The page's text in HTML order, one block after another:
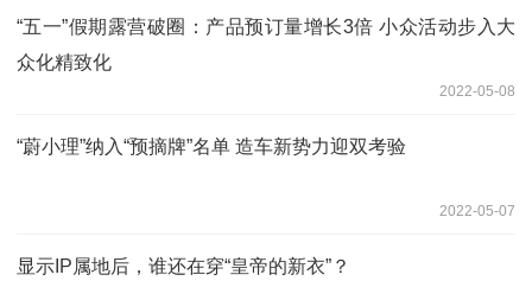
“五一”假期露营破圈：产品预订量增长3倍 小众活动步入大
众化精致化
2022-05-08
“蔚小理”纳入“预摘牌”名单 造车新势力迎双考验
2022-05-07
显示IP属地后，谁还在穿“皇帝的新衣”？